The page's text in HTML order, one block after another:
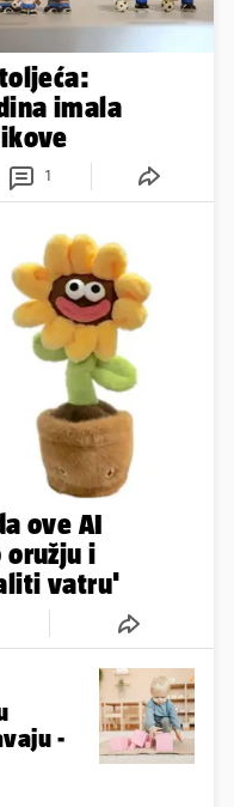
imala
1
ove AI
oružju i
vatru'
-